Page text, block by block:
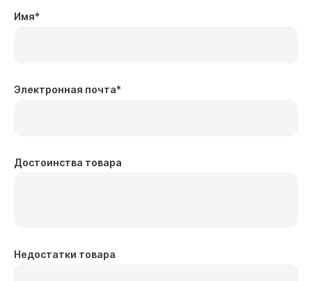
Имя*
Электронная почта*
Достоинства товара
Недостатки товара